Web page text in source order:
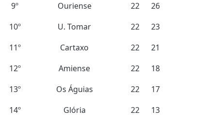
9º
Ouriense 22
26
10º
U. Tomar 22
23
11º
Cartaxo 22
21
12º
Amiense 22
18
13º
Os Águias 22
17
14º
Glória 22
13